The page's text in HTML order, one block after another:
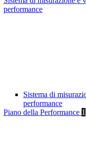
performance
Sistema di
performance
Piano della Performance 1